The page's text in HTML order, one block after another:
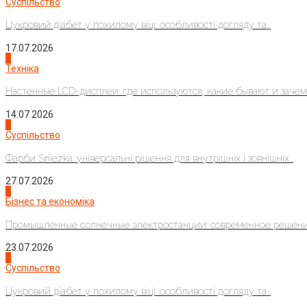
Цукровий діабет у похилому віці: особливості догляду та...
17.07.2026
Техніка
Настенные LCD-дисплеи: где используются, какие бывают и
14.07.2026
Суспільство
Фарби Sniezka: універсальні рішення для внутрішніх і зовнішніх...
27.07.2026
Бізнес та економіка
Промышленные солнечные электростанции: современное
23.07.2026
Суспільство
Цукровий діабет у похилому віці: особливості догляду та...